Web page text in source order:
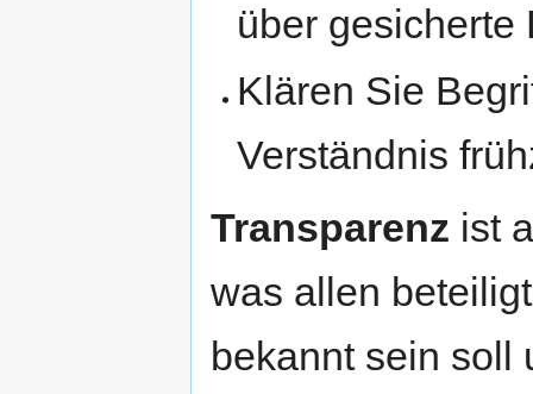
über gesicherte
Klären Sie
Verständnis
Transparenz ist
was allen
bekannt sein soll